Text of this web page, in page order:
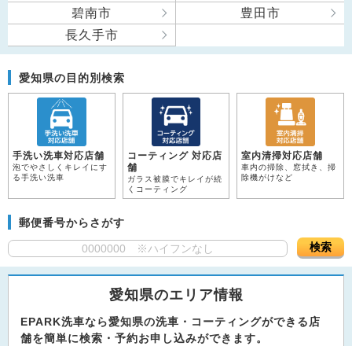
碧南市
豊田市
長久手市
愛知県の目的別検索
手洗い洗車対応店舗
泡でやさしくキレイにす
る手洗い洗車
コーティング 対応店
舗
ガラス被膜でキレイが続
くコーティング
室内清掃対応店舗
車内の掃除、窓拭き、掃
除機がけなど
郵便番号からさがす
検索
愛知県のエリア情報
EPARK洗車なら愛知県の洗車・コーティングができる店
舗を簡単に検索・予約お申し込みができます。